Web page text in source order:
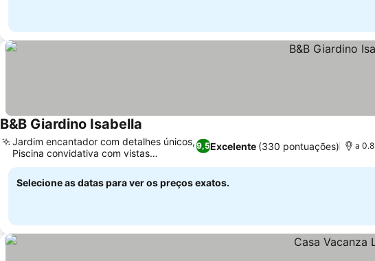
B&B Giardino Isabella
9,5Excelente (330 pontuações)
Jardim encantador com detalhes únicos,
Piscina convidativa com vistas
panorâmicas
a
Selecione as datas para ver os preços exatos.